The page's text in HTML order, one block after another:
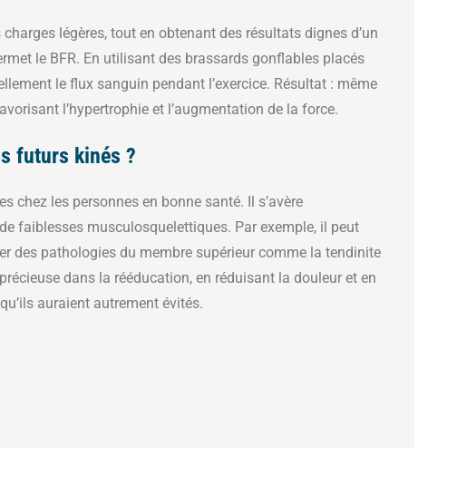
légères, tout en obtenant des résultats dignes d’un
le BFR. En utilisant des brassards gonflables placés
le flux sanguin pendant l’exercice. Résultat : même
l’hypertrophie et l’augmentation de la force.
futurs kinés ?
chez les personnes en bonne santé. Il s’avère
faiblesses musculosquelettiques. Par exemple, il peut
des pathologies du membre supérieur comme la tendinite
dans la rééducation, en réduisant la douleur et en
auraient autrement évités.